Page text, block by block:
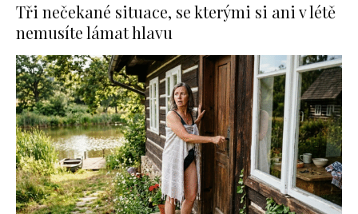
Tři nečekané situace, se kterými si ani v létě
nemusíte lámat hlavu